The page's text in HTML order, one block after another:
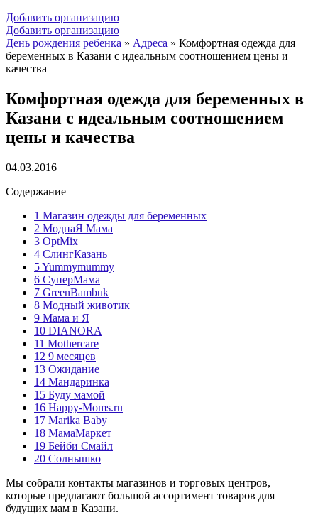
Добавить организацию
Добавить организацию
День рождения ребенка » Адреса » Комфортная одежда для
беременных в Казани с идеальным соотношением цены и
качества
Комфортная одежда для беременных в
Казани с идеальным соотношением
цены и качества
04.03.2016
Содержание
1 Магазин одежды для беременных
2 МоднаЯ Мама
3 OptMix
4 СлингКазань
5Yummymummy
6 СуперМама
7 GreenBambuk
8 Модный животик
9 Мама и Я
10 DIANORA
11 Mothercare
12 9 месяцев
13 Ожидание
14 Мандаринка
15 Буду мамой
16 Happy-Moms.ru
17 Marika Baby
18 МамаМаркет
19 Бейби Смайл
20 Солнышко
Мы собрали контакты магазинов и торговых центров,
которые предлагают большой ассортимент товаров для
будущих мам в Казани.